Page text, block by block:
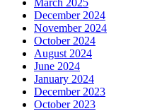
March 2025
December 2024
November 2024
October 2024
August 2024
June 2024
January 2024
December 2023
October 2023